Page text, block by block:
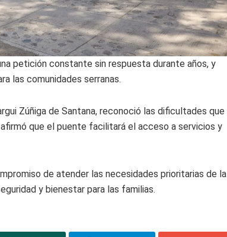
petición constante sin respuesta durante años, y
las comunidades serranas.
Zúñiga de Santana, reconoció las dificultades que
que el puente facilitará el acceso a servicios y
de atender las necesidades prioritarias de la
y bienestar para las familias.